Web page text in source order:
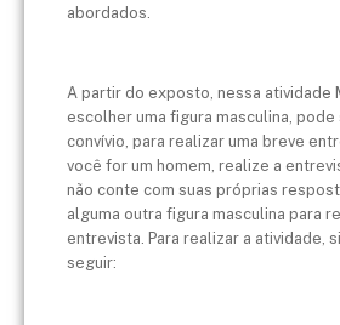
abordados.
A partir do exposto, nessa atividade
escolher uma figura masculina, pode
convívio, para realizar uma breve
você for um homem, realize a
não conte com suas próprias
alguma outra figura masculina para
entrevista. Para realizar a atividade,
seguir: